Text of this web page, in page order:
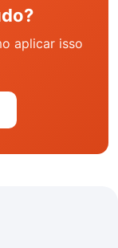
aplicar isso